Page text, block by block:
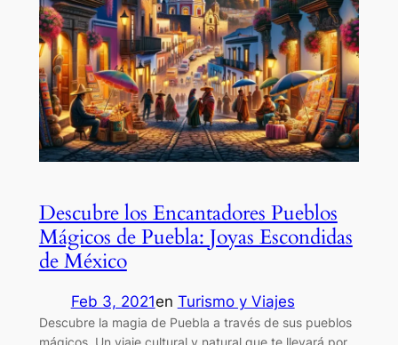
Descubre los Encantadores Pueblos
Mágicos de Puebla: Joyas Escondidas
de México
Feb 3, 2021en Turismo y Viajes
Descubre la magia de Puebla a través de sus pueblos